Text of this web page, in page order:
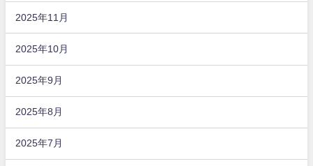
2025年11月
2025年10月
2025年9月
2025年8月
2025年7月